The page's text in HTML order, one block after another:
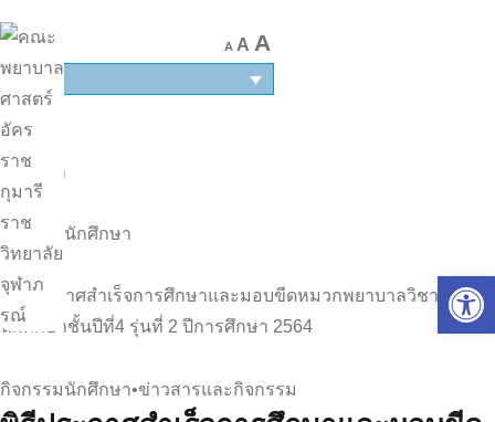
A A A
TH
หน้าแรก
|
กิจกรรมนักศึกษา
พิธีประกาศสำเร็จการศึกษาและมอบขีดหมวกพยาบาลวิชาชีพ
นักศึกษาชั้นปีที่4 รุ่นที่ 2 ปีการศึกษา 2564
กิจกรรมนักศึกษา•ข่าวสารและกิจกรรม